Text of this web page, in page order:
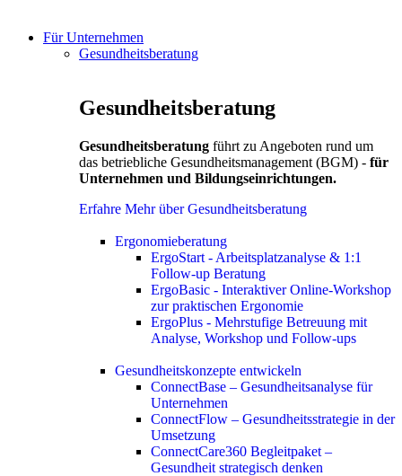
Für Unternehmen
Gesundheitsberatung
Gesundheitsberatung
Gesundheitsberatung führt zu Angeboten rund um
das betriebliche Gesundheitsmanagement (BGM) - für
Unternehmen und Bildungseinrichtungen.
Erfahre Mehr über Gesundheitsberatung
Ergonomieberatung
ErgoStart - Arbeitsplatzanalyse & 1:1
Follow-up Beratung
ErgoBasic - Interaktiver Online-Workshop
zur praktischen Ergonomie
ErgoPlus - Mehrstufige Betreuung mit
Analyse, Workshop und Follow-ups
Gesundheitskonzepte entwickeln
ConnectBase – Gesundheitsanalyse für
Unternehmen
ConnectFlow – Gesundheitsstrategie in der
Umsetzung
ConnectCare360 Begleitpaket –
Gesundheit strategisch denken